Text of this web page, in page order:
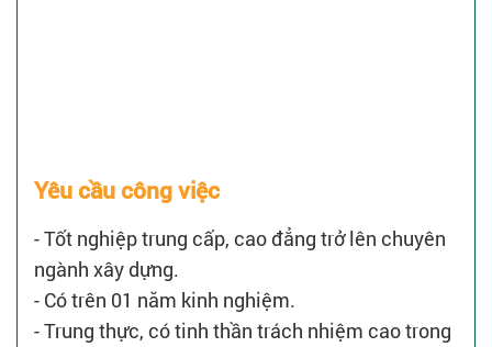
Yêu cầu công việc
- Tốt nghiệp trung cấp, cao đẳng trở lên chuyên
ngành xây dựng.
- Có trên 01 năm kinh nghiệm.
- Trung thực, có tinh thần trách nhiệm cao trong